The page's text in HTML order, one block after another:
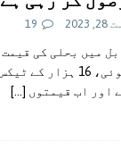
19
اور اب قیمتوں […]